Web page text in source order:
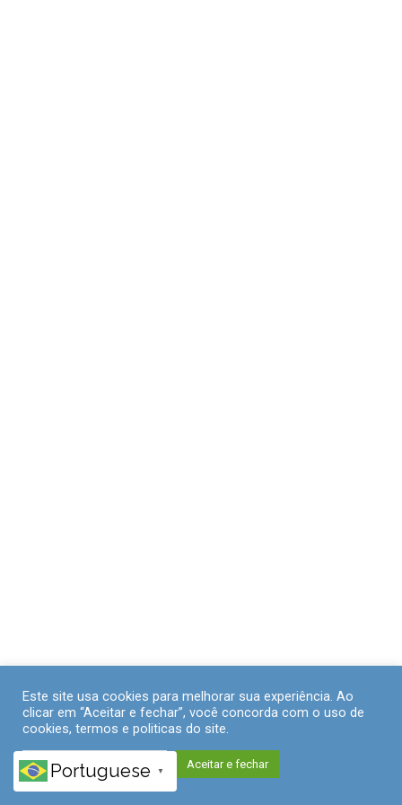
Este site usa cookies para melhorar sua experiência. Ao
clicar em “Aceitar e fechar”, você concorda com o uso de
cookies, termos e politicas do site.
Políticas de Privacidade Aceitar e fechar
Portuguese ▼